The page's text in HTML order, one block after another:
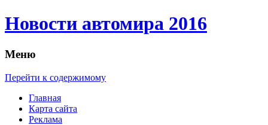
Новости автомира 2016
Меню
Перейти к содержимому
Главная
Карта сайта
Реклама